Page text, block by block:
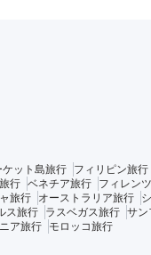
ケット島旅行 フィリピン旅行
行 ベネチア旅行 フィレン
旅行 オーストラリア旅行
ス旅行 ラスベガス旅行 サン
ア旅行 モロッコ旅行